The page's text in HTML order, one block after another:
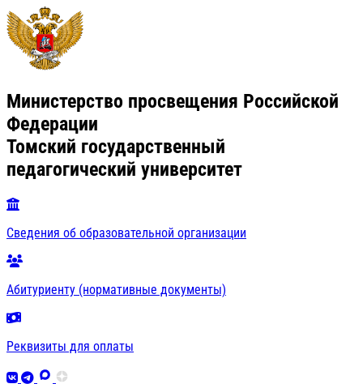
Министерство просвещения Российской
Федерации
Томский государственный
педагогический университет
Сведения об образовательной организации
Абитуриенту (нормативные документы)
Реквизиты для оплаты